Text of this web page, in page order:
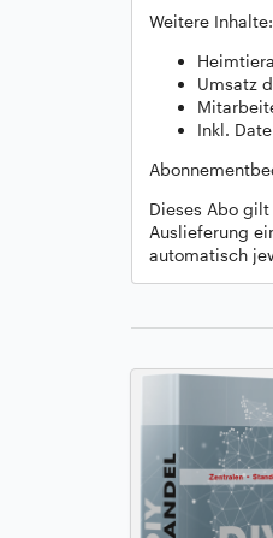
Weitere Inhalte:
Umsatz
Inkl.
Dieses Abo
Auslieferung
automatisch